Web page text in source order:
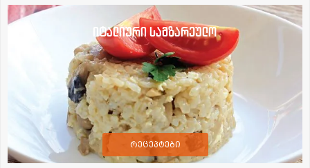
იტალიური სამზარეულო
რეცეპტები